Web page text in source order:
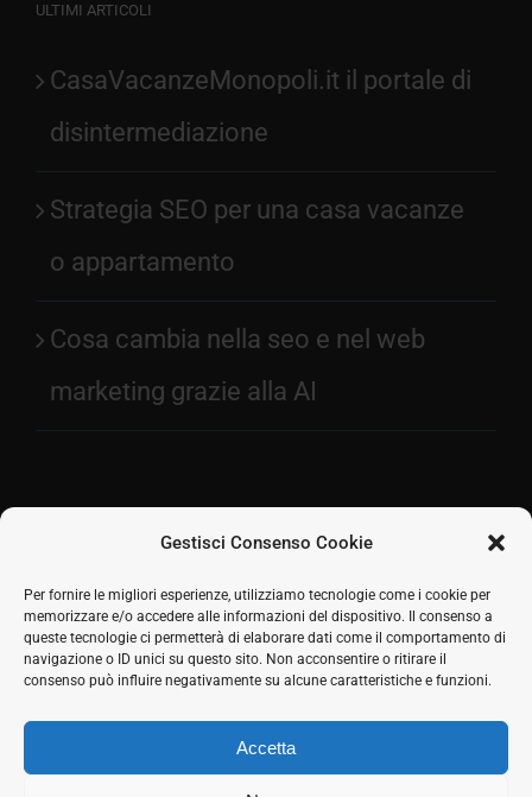
Gestisci Consenso Cookie
Per fornire le migliori esperienze, utilizziamo tecnologie come i cookie per
memorizzare e/o accedere alle informazioni del dispositivo. Il consenso a
queste tecnologie ci permetterà di elaborare dati come il comportamento di
navigazione o ID unici su questo sito. Non acconsentire o ritirare il
consenso può influire negativamente su alcune caratteristiche e funzioni.
Accetta
ULTIMI ARTICOLI
CasaVacanzeMonopoli.it il portale di
disintermediazione
Strategia SEO per una casa vacanze
o appartamento
Cosa cambia nella seo e nel web
marketing grazie alla AI
2026 © SH Web s.r.l. Via Tre Settembre, 11 47891
Dogana (RSM) | Tel:
0549 941579 339 125 8380
COE SM21512
Seguici sui social
Facebook
Twitter
LinkedIn
Skype